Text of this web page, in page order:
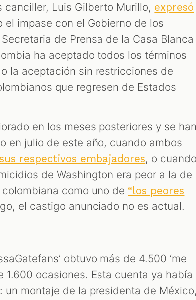
Luis Gilberto Murillo, expresó
el impase con el Gobierno de los
de Prensa de la Casa Blanca
ha aceptado todos los términos
la aceptación sin restricciones de
que regresen de Estados
en los meses posteriores y se
en julio de este año, cuando ambos
respectivos embajadores, o
de Washington era peor a la de
como uno de “los peores
el castigo anunciado no es actual.
obtuvo más de 4.500 ‘me
1.600 ocasiones. Esta cuenta ya había
: un montaje de la presidenta de